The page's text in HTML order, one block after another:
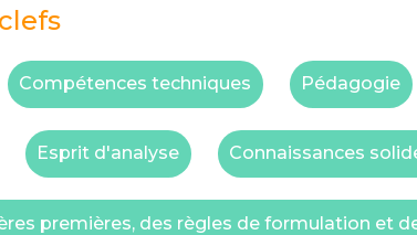
Compétences techniques Pédagogie
Esprit d'analyse Connaissances
premières, des règles de formulation et